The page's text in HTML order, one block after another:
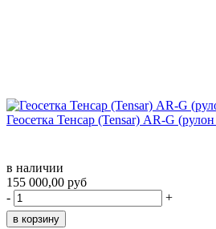
Геосетка Тенсар (Tensar) AR-G
в наличии
155 000,00 руб
-
+